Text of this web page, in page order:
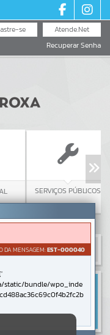
Atende.Net
se
Recuperar Senha
SERVIÇOS PÚBLICOS
DA MENSAGEM:EST-000040
static/bundle/wpo_inde